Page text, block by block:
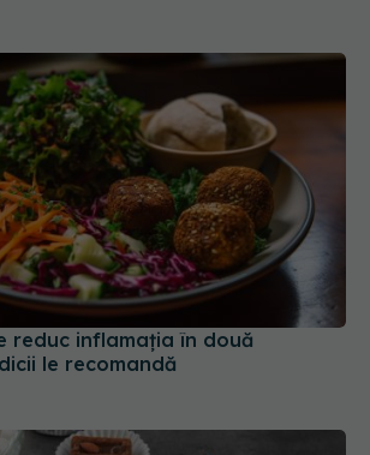
reduc inflamația în două
le recomandă